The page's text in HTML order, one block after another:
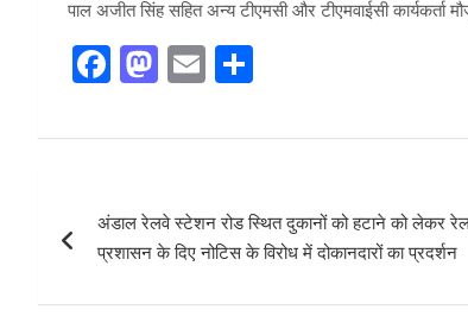
पाल अजीत सिंह सहित अन्य टीएमसी और टीएमवाईसी कार्यकर्ता
F
ce
o
o
k
M
st
d
o
n
E
ail ar
navigation
अंडाल रेलवे स्टेशन रोड स्थित दुकानों को हटाने को लेकर
प्रशासन के दिए नोटिस के विरोध में दोकानदारों का प्रदर्शन